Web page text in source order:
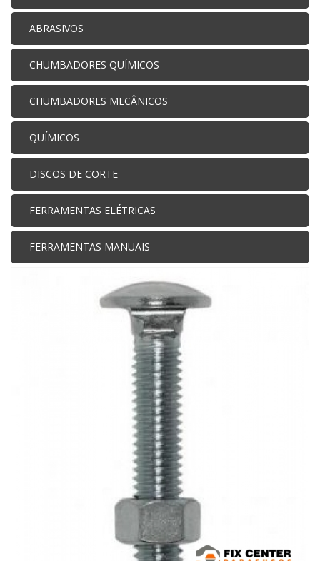
ABRASIVOS
CHUMBADORES QUÍMICOS
CHUMBADORES MECÂNICOS
QUÍMICOS
DISCOS DE CORTE
FERRAMENTAS ELÉTRICAS
FERRAMENTAS MANUAIS